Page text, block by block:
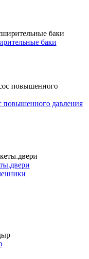
баки
повышенного давления